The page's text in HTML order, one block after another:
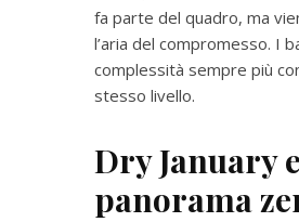
fa parte del quadro, ma
l’aria del compromesso. I
complessità sempre più
stesso livello.
Dry January
panorama